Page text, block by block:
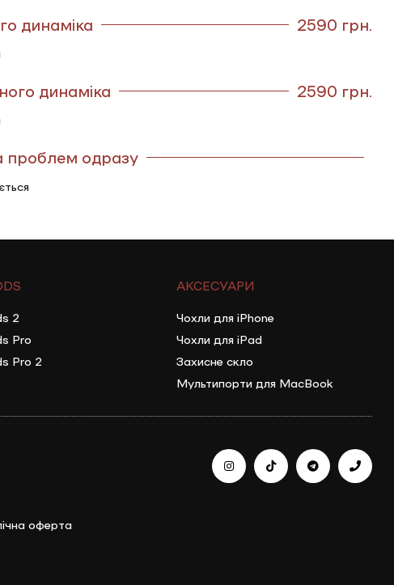
динаміка 2590 грн.
динаміка 2590 грн.
проблем одразу
2
Pro
Pro 2
АКСЕСУАРИ
Чохли для iPhone
Чохли для iPad
Захисне скло
Мультипорти для MacBook
оферта